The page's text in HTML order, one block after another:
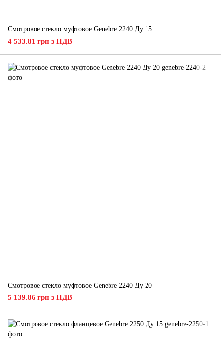
Смотровое стекло муфтовое Genebre 2240 Ду 15
4 533.81 грн з ПДВ
Смотровое стекло муфтовое Genebre 2240 Ду 20
5 139.86 грн з ПДВ